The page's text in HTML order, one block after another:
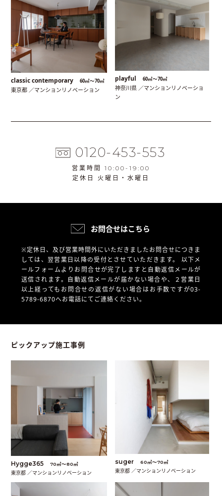
classic contemporary 60㎡〜70㎡
東京都 ／マンションリノベーション
playful 60㎡〜70㎡
神奈川県 ／マンションリノベーショ
ン
0120-453-553
営業時間 10:00-19:00
定休日 火曜日・水曜日
お問合せはこちら
※定休日、及び営業時間外にいただきましたお問合せにつきま
しては、翌営業日以降の受付とさせていただきます。 以下メ
ールフォームよりお問合せが完了しますと自動返信メールが
送信されます。自動返信メールが届かない場合や、
２営業日
以上経ってもお問合せの返信がない場合はお手数ですが03-
5789-6870へお電話にてご連絡ください。
ピックアップ施工事例
Hygge365 70㎡〜80㎡
東京都 ／マンションリノベーション
suger 60㎡〜70㎡
東京都 ／マンションリノベーション